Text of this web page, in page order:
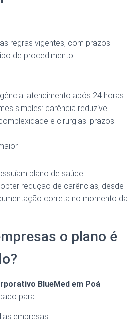
regras vigentes, com prazos
de procedimento.
atendimento após 24 horas
simples: carência reduzível
e cirurgias: prazos
plano de saúde
redução de carências, desde
correta no momento da
o plano é
BlueMed em Poá
para:
empresas